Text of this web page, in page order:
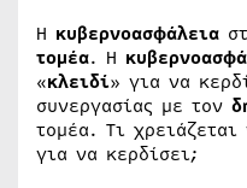
Η κυβερνοασφάλεια
τομέα. Η
«κλειδί» για να
συνεργασίας με τον
τομέα. Τι
για να κερδίσει;